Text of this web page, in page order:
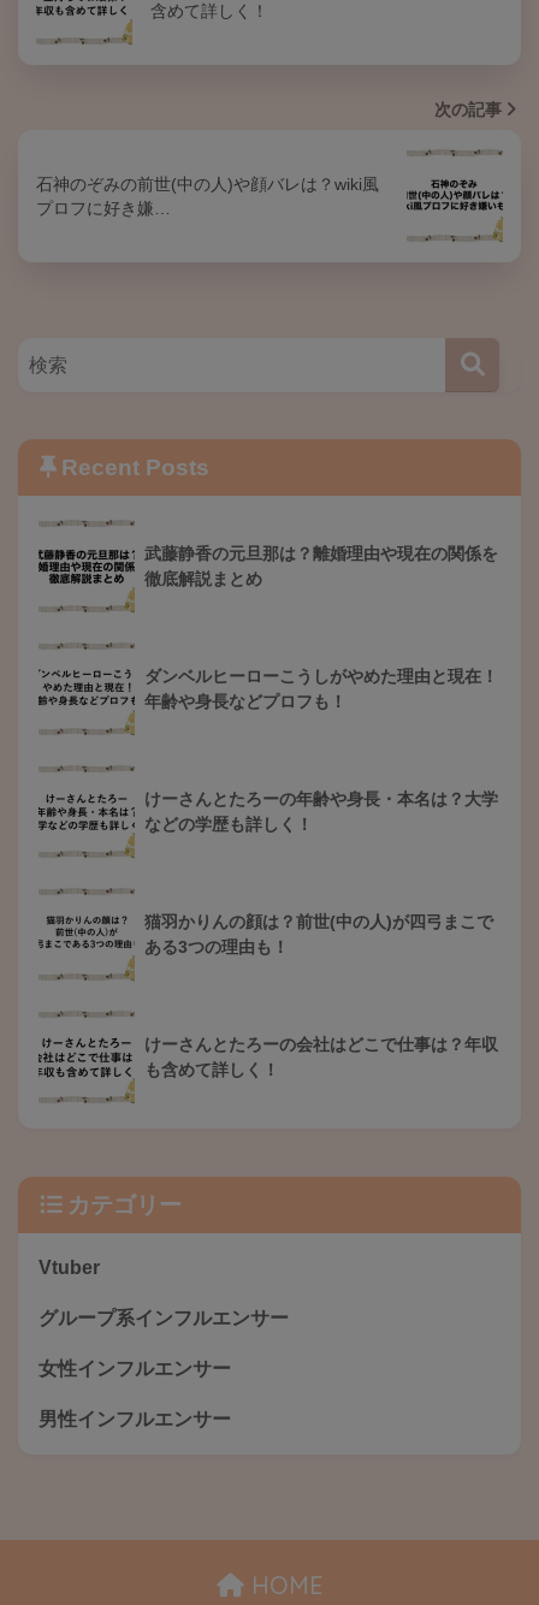
含めて詳しく！
次の記事
石神のぞみの前世(中の人)や顔バレは？wiki風
プロフに好き嫌…
Recent Posts
武藤静香の元旦那は？離婚理由や現在の関係を
徹底解説まとめ
ダンベルヒーローこうしがやめた理由と現在！
年齢や身長などプロフも！
けーさんとたろーの年齢や身長・本名は？大学
などの学歴も詳しく！
猫羽かりんの顔は？前世(中の人)が四弓まこで
ある3つの理由も！
けーさんとたろーの会社はどこで仕事は？年収
も含めて詳しく！
カテゴリー
Vtuber
グループ系インフルエンサー
女性インフルエンサー
男性インフルエンサー
HOME